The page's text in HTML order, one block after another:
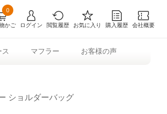
かご
0
ログイン 閲覧履歴 お気に入り 購入履歴 会社概要
ス マフラー お客様の声
ショルダーバッグ